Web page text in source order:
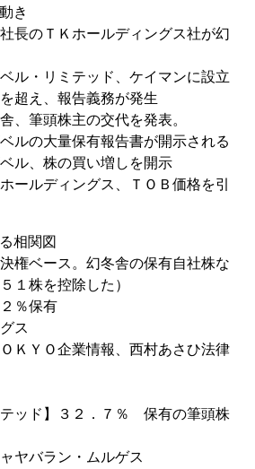
き
長のＴＫホールディングス社が幻
ル・リミテッド、ケイマンに設立
、報告義務が発生
筆頭株主の交代を発表。
保有報告書が開示される
株の買い増しを開示
ディングス、ＴＯＢ価格を引
相関図
権ベース。幻冬舎の保有自社株な
１株を控除した）
％保有
ス
ＫＹＯ企業情報、西村あさひ法律
ッド】３２．７％ 保有の筆頭株
ヤバラン・ムルゲス